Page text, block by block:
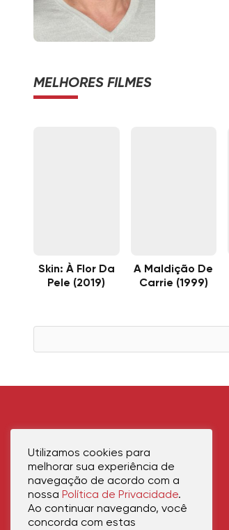
MELHORES FILMES
Skin: À Flor Da
Pele (2019)
A Maldição De
Carrie (1999)
Utilizamos cookies para
melhorar sua experiência de
navegação de acordo com a
nossa Política de Privacidade.
Ao continuar navegando, você
concorda com estas